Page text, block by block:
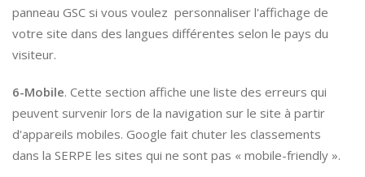
panneau GSC si vous voulez personnaliser l'affichage de
votre site dans des langues différentes selon le pays du
visiteur.
6-Mobile. Cette section affiche une liste des erreurs qui
peuvent survenir lors de la navigation sur le site à partir
d'appareils mobiles. Google fait chuter les classements
dans la SERPE les sites qui ne sont pas « mobile-friendly ».